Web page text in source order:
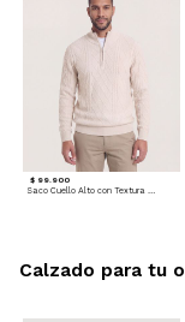
$ 99.900
Saco Cuello Alto con Textura Trenzada
Calzado para tu